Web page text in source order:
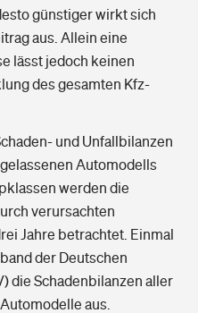
günstiger wirkt sich
aus. Allein eine
lässt jedoch keinen
des gesamten Kfz-
und Unfallbilanzen
Automodells
werden die
verursachten
Jahre betrachtet. Einmal
der Deutschen
die Schadenbilanzen aller
aus.